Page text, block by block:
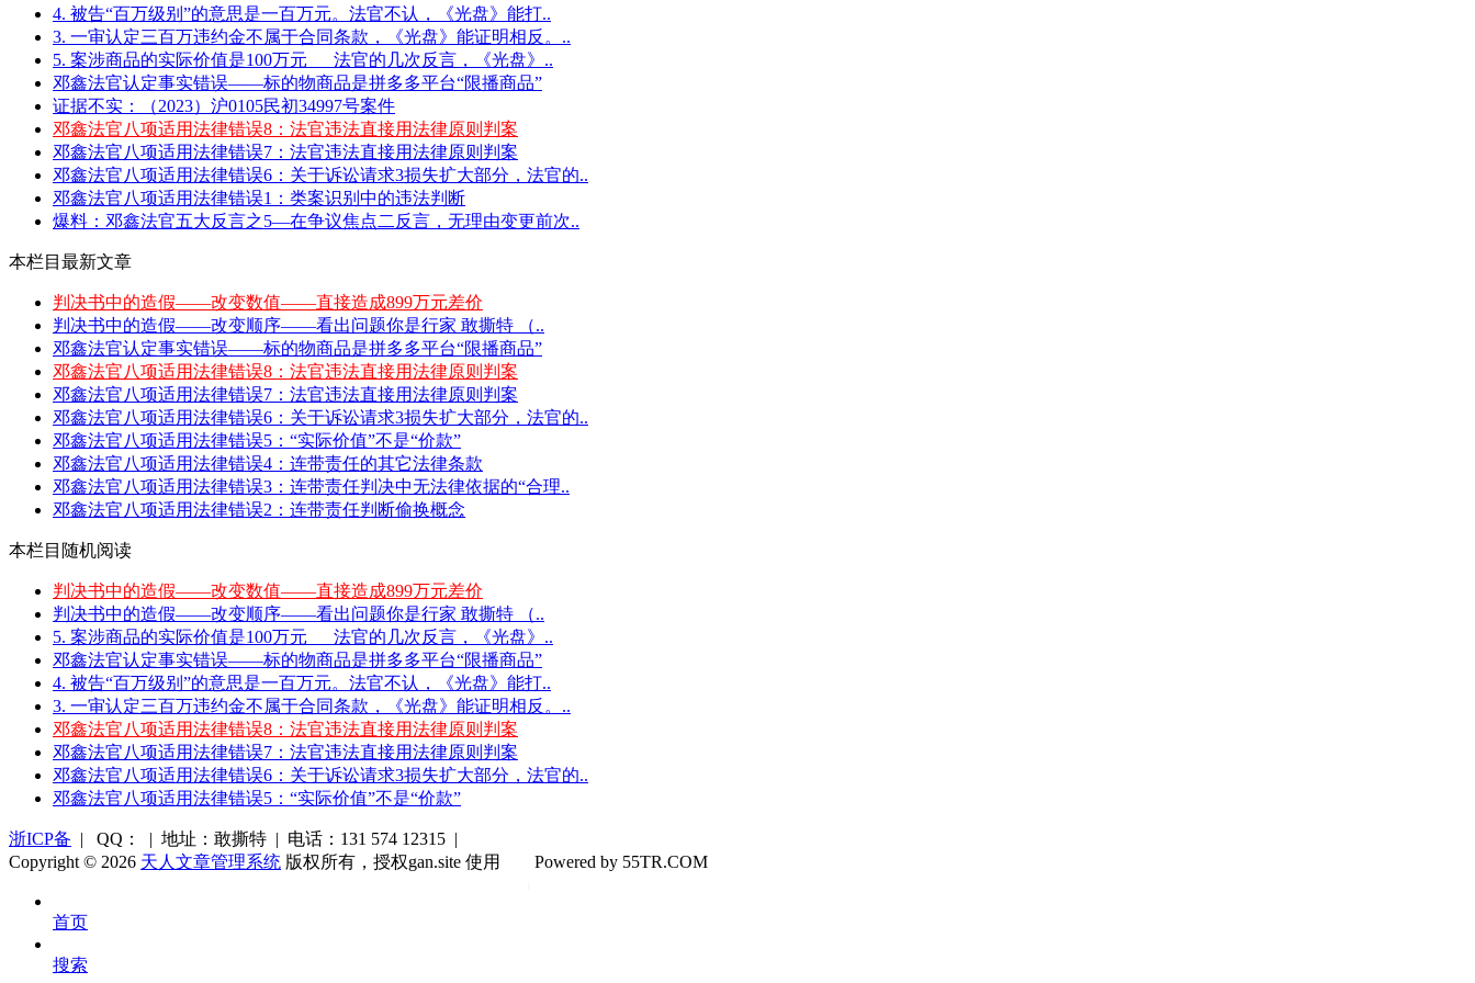
4. 被告“百万级别”的意思是一百万元。法官不认，《光盘》能打..
3. 一审认定三百万违约金不属于合同条款，《光盘》能证明相反。..
5. 案涉商品的实际价值是100万元___法官的几次反言，《光盘》..
邓鑫法官认定事实错误——标的物商品是拼多多平台“限播商品”
证据不实：（2023）沪0105民初34997号案件
邓鑫法官八项适用法律错误8：法官违法直接用法律原则判案
邓鑫法官八项适用法律错误7：法官违法直接用法律原则判案
邓鑫法官八项适用法律错误6：关于诉讼请求3损失扩大部分，法官的..
邓鑫法官八项适用法律错误1：类案识别中的违法判断
爆料：邓鑫法官五大反言之5—在争议焦点二反言，无理由变更前次..
本栏目最新文章
判决书中的造假——改变数值——直接造成899万元差价
判决书中的造假——改变顺序——看出问题你是行家 敢撕特 （..
邓鑫法官认定事实错误——标的物商品是拼多多平台“限播商品”
邓鑫法官八项适用法律错误8：法官违法直接用法律原则判案
邓鑫法官八项适用法律错误7：法官违法直接用法律原则判案
邓鑫法官八项适用法律错误6：关于诉讼请求3损失扩大部分，法官的..
邓鑫法官八项适用法律错误5：“实际价值”不是“价款”
邓鑫法官八项适用法律错误4：连带责任的其它法律条款
邓鑫法官八项适用法律错误3：连带责任判决中无法律依据的“合理..
邓鑫法官八项适用法律错误2：连带责任判断偷换概念
本栏目随机阅读
判决书中的造假——改变数值——直接造成899万元差价
判决书中的造假——改变顺序——看出问题你是行家 敢撕特 （..
5. 案涉商品的实际价值是100万元___法官的几次反言，《光盘》..
邓鑫法官认定事实错误——标的物商品是拼多多平台“限播商品”
4. 被告“百万级别”的意思是一百万元。法官不认，《光盘》能打..
3. 一审认定三百万违约金不属于合同条款，《光盘》能证明相反。..
邓鑫法官八项适用法律错误8：法官违法直接用法律原则判案
邓鑫法官八项适用法律错误7：法官违法直接用法律原则判案
邓鑫法官八项适用法律错误6：关于诉讼请求3损失扩大部分，法官的..
邓鑫法官八项适用法律错误5：“实际价值”不是“价款”
浙ICP备 | QQ： | 地址：敢撕特 | 电话：131 574 12315 |
Copyright © 2026 天人文章管理系统 版权所有，授权gan.site 使用
Powered by 55TR.COM
首页
搜索